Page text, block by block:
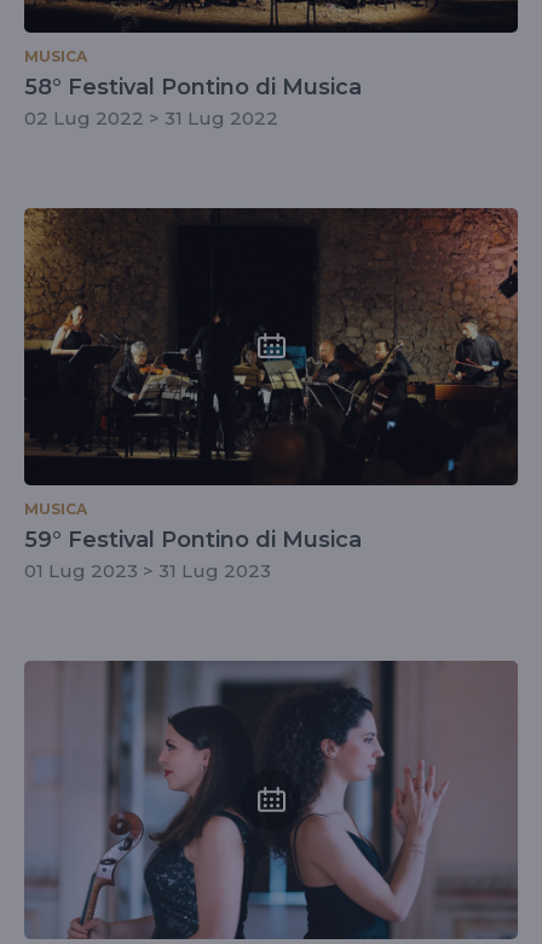
MUSICA
58° Festival Pontino di Musica
02 Lug 2022 > 31 Lug 2022
MUSICA
59° Festival Pontino di Musica
01 Lug 2023 > 31 Lug 2023